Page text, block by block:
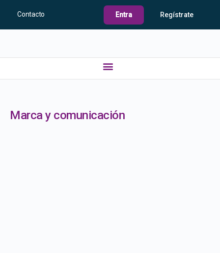
Contacto Entra Regístrate
Marca y comunicación